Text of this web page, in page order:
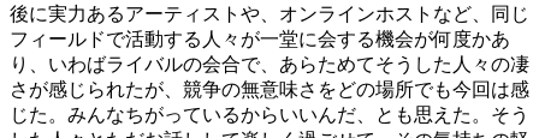
後に実力あるアーティストや、オンラインホストなど、同じ
フィールドで活動する人々が一堂に会する機会が何度かあ
り、いわばライバルの会合で、あらためてそうした人々の凄
さが感じられたが、競争の無意味さをどの場所でも今回は感
じた。みんなちがっているからいいんだ、とも思えた。そう